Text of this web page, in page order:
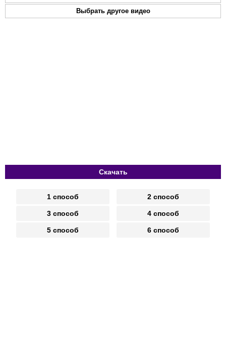
Выбрать другое видео
Скачать
1 способ 2 способ
3 способ 4 способ
5 способ 6 способ